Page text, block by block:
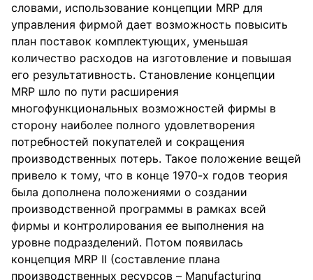
словами, использование концепции MRP для
управления фирмой дает возможность повысить
план поставок комплектующих, уменьшая
количество расходов на изготовление и повышая
его результативность. Становление концепции
MRP шло по пути расширения
многофункциональных возможностей фирмы в
сторону наиболее полного удовлетворения
потребностей покупателей и сокращения
производственных потерь. Такое положение вещей
привело к тому, что в конце 1970-х годов теория
была дополнена положениями о создании
производственной программы в рамках всей
фирмы и контролирования ее выполнения на
уровне подразделений. Потом появилась
концепция MRP II (составление плана
производственных ресурсов – Manufacturing